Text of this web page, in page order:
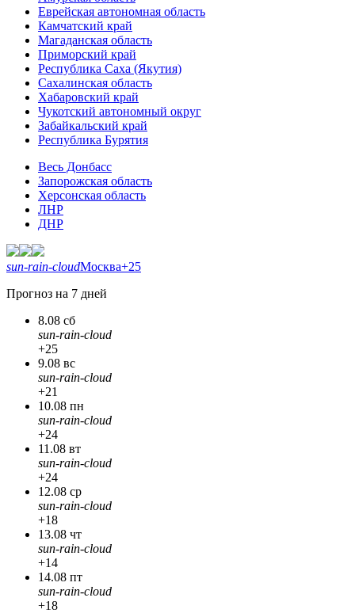
Еврейская автономная область
Камчатский край
Магаданская область
Приморский край
Республика Саха (Якутия)
Сахалинская область
Хабаровский край
Чукотский автономный округ
Забайкальский край
Республика Бурятия
Весь Донбасс
Запорожская область
Херсонская область
ЛНР
ДНР
sun-rain-cloudМосква+25
Прогноз на 7 дней
8.08 сб
sun-rain-cloud
+25
9.08 вс
sun-rain-cloud
+21
10.08 пн
sun-rain-cloud
+24
11.08 вт
sun-rain-cloud
+24
12.08 ср
sun-rain-cloud
+18
13.08 чт
sun-rain-cloud
+14
14.08 пт
sun-rain-cloud
+18